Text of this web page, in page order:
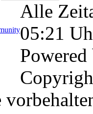
Alle
05:21